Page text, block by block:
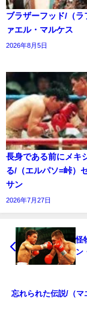
ブラザーフッド/（ラ
ァエル・マルケス
2026年8月5日
長身である前にメキ
る/（エルパソ=峠）
サン
2026年7月27日
怪
ン
忘れられた伝説/（マ